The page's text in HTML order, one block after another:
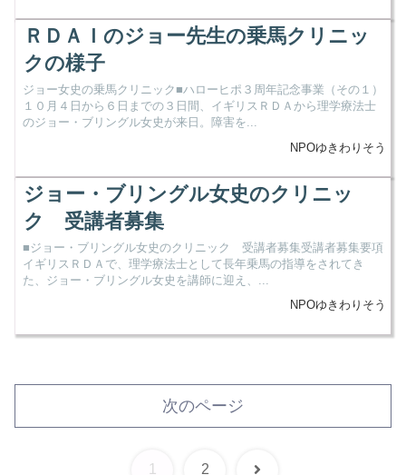
ＲＤＡＩのジョー先生の乗馬クリニッ
クの様子
ジョー女史の乗馬クリニック■ハローヒポ３周年記念事業（その１）
１０月４日から６日までの３日間、イギリスＲＤＡから理学療法士
のジョー・ブリングル女史が来日。障害を...
NPOゆきわりそう
ジョー・ブリングル女史のクリニッ
ク 受講者募集
■ジョー・ブリングル女史のクリニック 受講者募集受講者募集要項
イギリスＲＤＡで、理学療法士として長年乗馬の指導をされてき
た、ジョー・ブリングル女史を講師に迎え、...
NPOゆきわりそう
次のページ
1 2 次